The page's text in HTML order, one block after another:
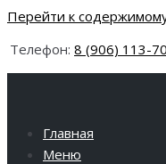
Перейти к
Телефон: 8 (906) 113-
Главная
Меню